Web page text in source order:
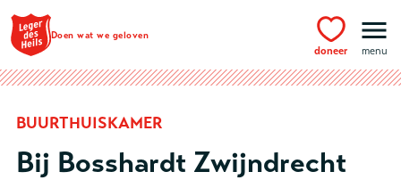
Ga naar hoofdinhoud
Doen wat we geloven
doneer menu
BUURTHUISKAMER
Bij Bosshardt Zwijndrecht